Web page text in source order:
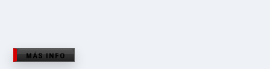
MÁS INFO